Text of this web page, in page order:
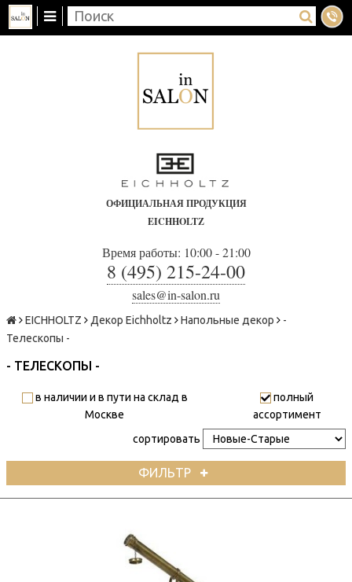
ОФИЦИАЛЬНАЯ ПРОДУКЦИЯ
EICHHOLTZ
Время работы: 10:00 - 21:00
8 (495) 215-24-00
sales@in-salon.ru
EICHHOLTZ Декор Eichholtz Напольные декор
-
Телескопы -
- ТЕЛЕСКОПЫ -
в наличии и в пути на склад в
Москве
полный
ассортимент
сортировать
ФИЛЬТР